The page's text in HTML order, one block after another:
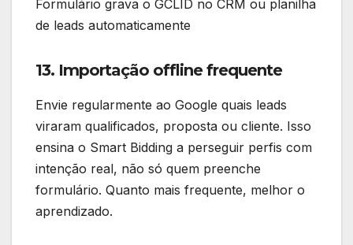
Formulário grava o GCLID no CRM ou planilha
de leads automaticamente
13. Importação offline frequente
Envie regularmente ao Google quais leads
viraram qualificados, proposta ou cliente. Isso
ensina o Smart Bidding a perseguir perfis com
intenção real, não só quem preenche
formulário. Quanto mais frequente, melhor o
aprendizado.